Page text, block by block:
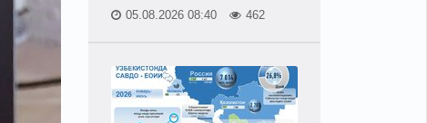
05.08.2026 08:40 462